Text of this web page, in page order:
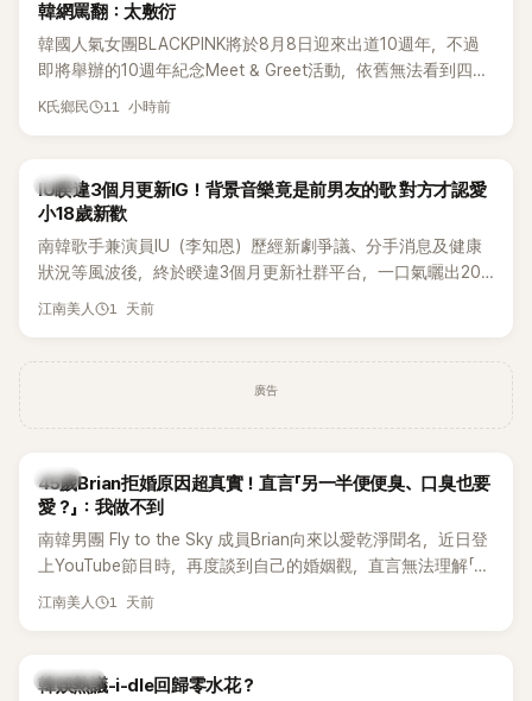
韓網罵翻：太敷衍
韓國人氣女團BLACKPINK將於8月8日迎來出道10週年，不過
即將舉辦的10週年紀念Meet & Greet活動，依舊無法看到四人
合體。根據韓媒《MyDaily》7日報導，當天將由Jisoo（智秀）、
K氏鄉民 11 小時前
韓星
IU睽違3個月更新IG！背景音樂竟是前男友的歌 對方才認愛
小18歲新歡
南韓歌手兼演員IU（李知恩）歷經新劇爭議、分手消息及健康
狀況等風波後，終於睽違3個月更新社群平台，一口氣曬出20
張近況照，讓大批粉絲又驚又喜。不過，比起照片本身，更引
江南美人 1 天前
廣告
韓星
45歲Brian拒婚原因超真實！直言「另一半便便臭、口臭也要
愛？」：我做不到
南韓男團 Fly to the Sky 成員Brian向來以愛乾淨聞名，近日登
上YouTube節目時，再度談到自己的婚姻觀，直言無法理解「連
另一半的口臭、便便臭都要愛」這種說法，更大方表明自己是不
江南美人 1 天前
熱議討論
韓娛熱議-i-dle回歸零水花？